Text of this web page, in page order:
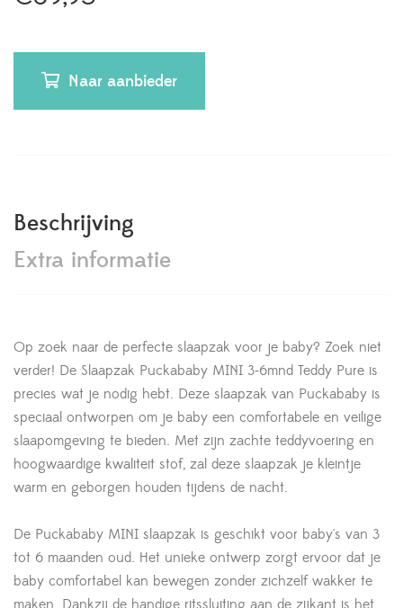
Naar aanbieder
Beschrijving
Extra informatie
Op zoek naar de perfecte slaapzak voor je baby? Zoek niet
verder! De Slaapzak Puckababy MINI 3-6mnd Teddy Pure is
precies wat je nodig hebt. Deze slaapzak van Puckababy is
speciaal ontworpen om je baby een comfortabele en veilige
slaapomgeving te bieden. Met zijn zachte teddyvoering en
hoogwaardige kwaliteit stof, zal deze slaapzak je kleintje
warm en geborgen houden tijdens de nacht.
De Puckababy MINI slaapzak is geschikt voor baby's van 3
tot 6 maanden oud. Het unieke ontwerp zorgt ervoor dat je
baby comfortabel kan bewegen zonder zichzelf wakker te
maken. Dankzij de handige ritssluiting aan de zijkant is het